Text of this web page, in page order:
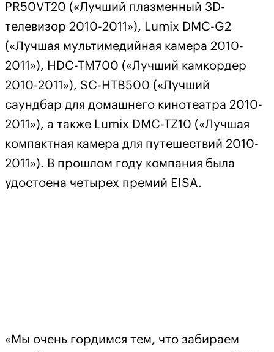
PR50VT20 («Лучший плазменный 3D-
телевизор 2010-2011»), Lumix DMC-G2
(«Лучшая мультимедийная камера 2010-
2011»), HDC-TM700 («Лучший камкордер
2010-2011»), SC-HTB500 («Лучший
саундбар для домашнего кинотеатра 2010-
2011»), а также Lumix DMC-TZ10 («Лучшая
компактная камера для путешествий 2010-
2011»). В прошлом году компания была
удостоена четырех премий EISA.
«Мы очень гордимся тем, что забираем